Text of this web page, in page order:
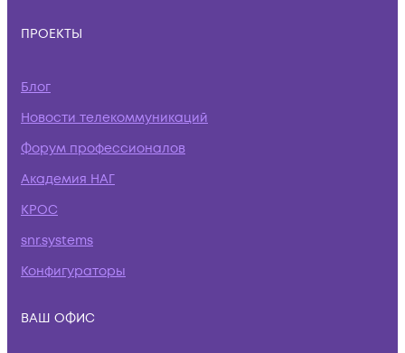
ПРОЕКТЫ
Блог
Новости телекоммуникаций
Форум профессионалов
Академия НАГ
КРОС
snr.systems
Конфигураторы
ВАШ ОФИС